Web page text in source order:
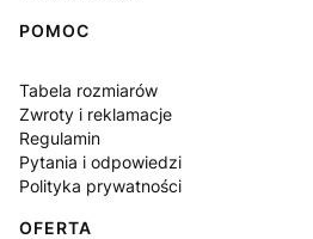
POMOC
Tabela rozmiarów
Zwroty i reklamacje
Regulamin
Pytania i odpowiedzi
Polityka prywatności
OFERTA